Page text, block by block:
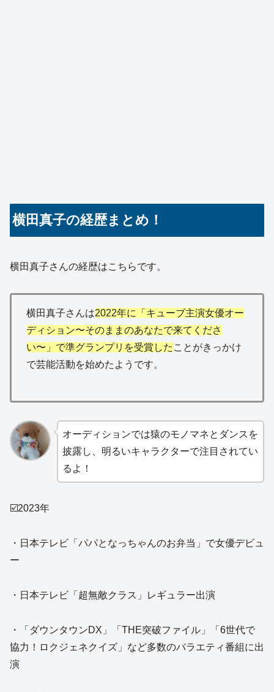
横田真子の経歴まとめ！
横田真子さんの経歴はこちらです。
横田真子さんは2022年に「キューブ主演女優オー
ディション〜そのままのあなたで来てくださ
い〜」で準グランプリを受賞した ことがきっかけ
で芸能活動を始めたようです。
オーディションでは猿のモノマネとダンスを
披露し、明るいキャラクターで注目されてい
るよ！
☑️2023年
・日本テレビ「パパとなっちゃんのお弁当」で女優デビュ
ー
・日本テレビ「超無敵クラス」レギュラー出演
・「ダウンタウンDX」「THE突破ファイル」「6世代で
協力！ロクジェネクイズ」など多数のバラエティ番組に出
演